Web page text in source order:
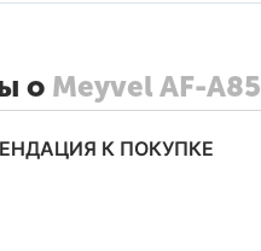
о Meyvel AF-A85
К ПОКУПКЕ